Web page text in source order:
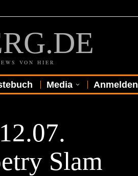
VON HIER
Media Anmelden
Slam